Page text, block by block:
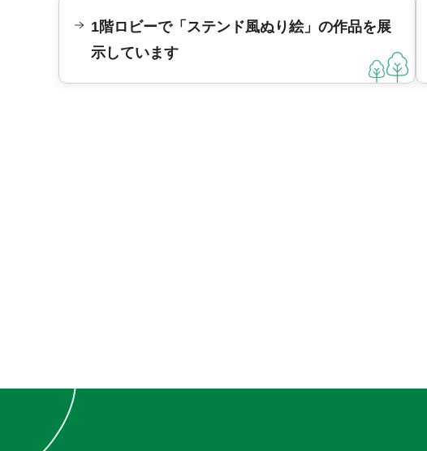
1階ロビーで「ステンド風ぬり絵」の作品を展
示しています